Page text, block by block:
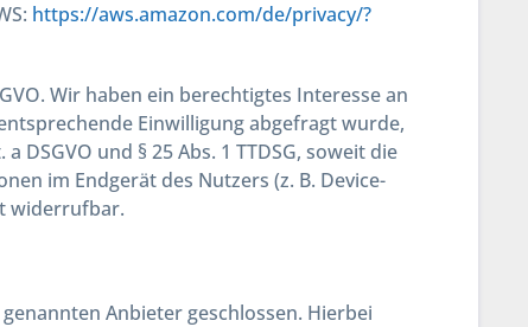
https://aws.amazon.com/de/privacy/?
Wir haben ein berechtigtes Interesse an
Einwilligung abgefragt wurde,
und § 25 Abs. 1 TTDSG, soweit die
im Endgerät des Nutzers (z. B. Device-
widerrufbar.
Anbieter geschlossen. Hierbei